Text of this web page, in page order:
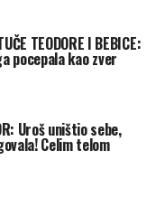
TEODORE I BEBICE:
pocepala kao zver
Uroš uništio sebe,
Celim telom